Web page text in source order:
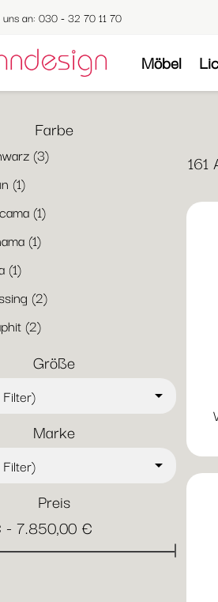
an: 030 - 32 70 11 70
Möbel
Farbe
(3)
(1)
(1)
(1)
(1)
(2)
(2)
Größe

Marke

Preis
- 7.850,00 €
161